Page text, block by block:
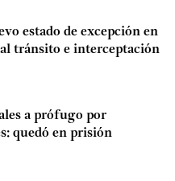
estado de excepción en
tránsito e interceptación
a prófugo por
quedó en prisión